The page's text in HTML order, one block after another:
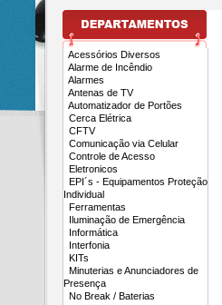
Acessórios Diversos
Alarme de Incêndio
Alarmes
Antenas de TV
Automatizador de Portões
Cerca Elétrica
CFTV
Comunicação via Celular
Controle de Acesso
Eletronicos
EPI´s - Equipamentos Proteção
Individual
Ferramentas
Iluminação de Emergência
Informática
Interfonia
KITs
Minuterias e Anunciadores de
Presença
No Break / Baterias